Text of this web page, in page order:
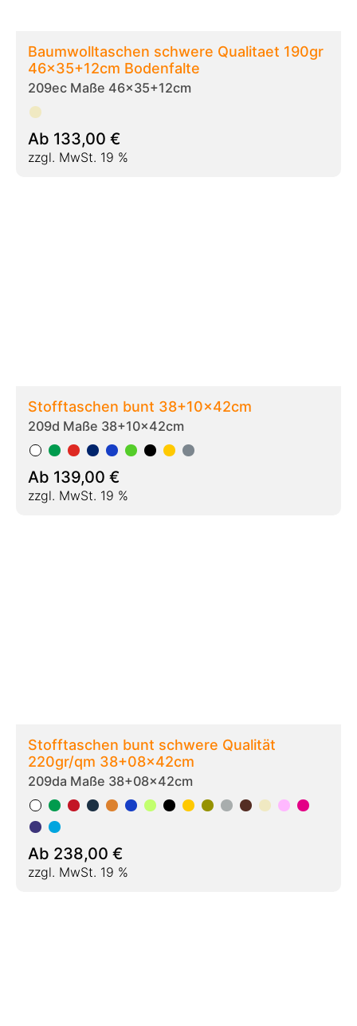
Stofftaschen bunt 38+10x42cm
209d Maße 38+10x42cm
Ab 139,00 €
zzgl. MwSt. 19 %
Stofftaschen bunt schwere Qualität
220gr/qm 38+08x42cm
Recycling-Stofftaschen Bodenfalte bunt
209mb Maße 38+8x42cm
Ab272,00€
zzgl. MwSt. 19 %